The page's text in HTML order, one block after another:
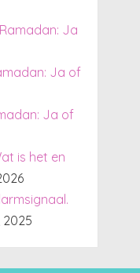
Ja
Ja of
Ja of
is het en
2025